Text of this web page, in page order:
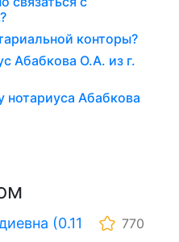
конторы?
Абабкова О.А. из г.
нотариуса Абабкова
(0.11
770